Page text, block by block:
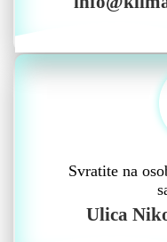
Svratite na
Ulica